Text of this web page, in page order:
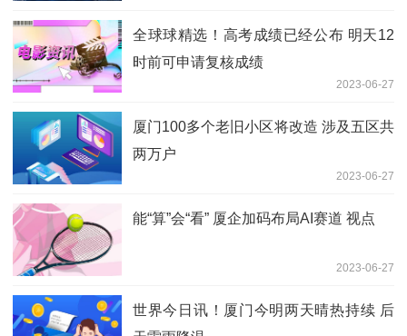
全球球精选！高考成绩已经公布 明天12
时前可申请复核成绩
2023-06-27
厦门100多个老旧小区将改造 涉及五区共
两万户
2023-06-27
能“算”会“看” 厦企加码布局AI赛道 视点
2023-06-27
世界今日讯！厦门今明两天晴热持续 后